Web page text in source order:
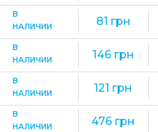
В
НАЛИЧИИ
81 грн
В
НАЛИЧИИ
146 грн
В
НАЛИЧИИ
121 грн
В
НАЛИЧИИ
476 грн